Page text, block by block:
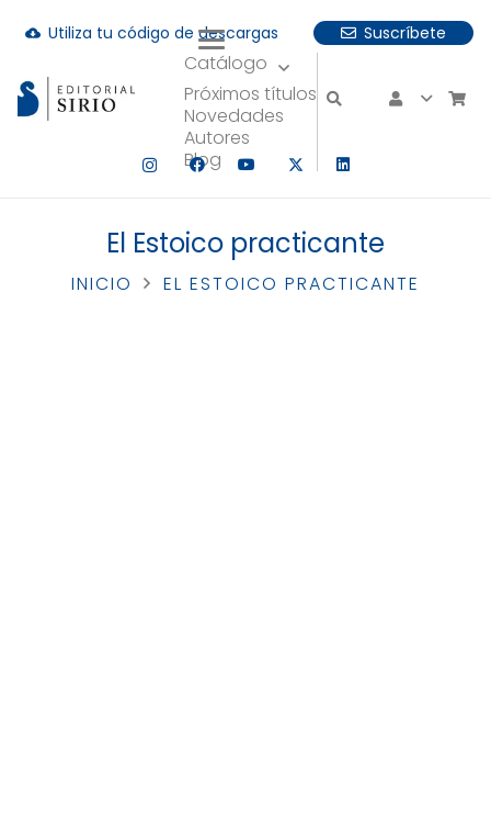
cloud_download Utiliza tu código de descargas Suscríbete
Catálogo
Próximos títulos
Novedades
Autores
Blog
hay resultados autocompletados, puedes utilizar las
El Estoico practicante
INICIO EL ESTOICO PRACTICANTE